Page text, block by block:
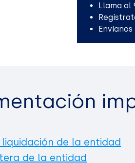
Llama al
Envíanos
de la entidad
de la entidad